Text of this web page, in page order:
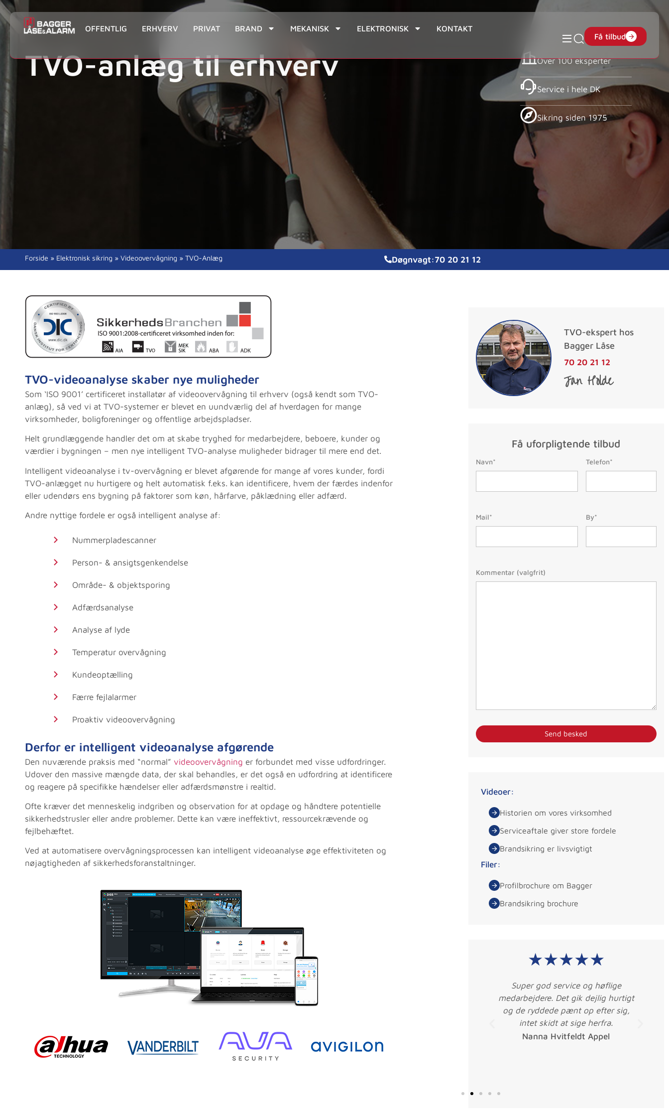
OFFENTLIG ERHVERV PRIVAT BRAND MEKANISK ELEKTRONISK
KONTAKT
Få tilbud
TVO-anlæg til erhverv Over 100 eksperter
Service i hele DK
Sikring siden 1975
Forside » Elektronisk sikring » Videoovervågning » TVO-Anlæg Døgnvagt:70 20 21 12
TVO-videoanalyse skaber nye muligheder
Som ‘ISO 9001’ certificeret installatør af videoovervågning til erhverv (også kendt som TVO-
anlæg), så ved vi at TVO-systemer er blevet en uundværlig del af hverdagen for mange
virksomheder, boligforeninger og offentlige arbejdspladser.
Helt grundlæggende handler det om at skabe tryghed for medarbejdere, beboere, kunder og
værdier i bygningen – men nye intelligent TVO-analyse muligheder bidrager til mere end det.
Intelligent videoanalyse i tv-overvågning er blevet afgørende for mange af vores kunder, fordi
TVO-anlægget nu hurtigere og helt automatisk f.eks. kan identificere, hvem der færdes indenfor
eller udendørs ens bygning på faktorer som køn, hårfarve, påklædning eller adfærd.
Andre nyttige fordele er også intelligent analyse af:
Nummerpladescanner
Person- & ansigtsgenkendelse
Område- & objektsporing
Adfærdsanalyse
Analyse af lyde
Temperatur overvågning
Kundeoptælling
Færre fejlalarmer
Proaktiv videoovervågning
Derfor er intelligent videoanalyse afgørende
Den nuværende praksis med “normal” videoovervågning er forbundet med visse udfordringer.
Udover den massive mængde data, der skal behandles, er det også en udfordring at identificere
og reagere på specifikke hændelser eller adfærdsmønstre i realtid.
Ofte kræver det menneskelig indgriben og observation for at opdage og håndtere potentielle
sikkerhedstrusler eller andre problemer. Dette kan være ineffektivt, ressourcekrævende og
fejlbehæftet.
Ved at automatisere overvågningsprocessen kan intelligent videoanalyse øge effektiviteten og
nøjagtigheden af ​​sikkerhedsforanstaltninger.
TVO-ekspert hos
Bagger Låse
70 20 21 12
Jan Holde
Få uforpligtende tilbud
Navn:
Navn*
Telefon:
Telefon*
Mail:
Mail* By/Postnr.
By*
Besked
Kommentar (valgfrit)
Videoer:
Historien om vores virksomhed
Serviceaftale giver store fordele
Brandsikring er livsvigtigt
Filer:
Profilbrochure om Bagger
Brandsikring brochure
★★★★★
Dygtig og kompetent og
tillidsvækkende hjælp og gode råd
Frederik Postborg
Super god service og høflige
medarbejdere. Det gik dejlig hurtigt
og de ryddede pænt op efter sig,
intet skidt at sige herfra.
Nanna Hvitfeldt Appel